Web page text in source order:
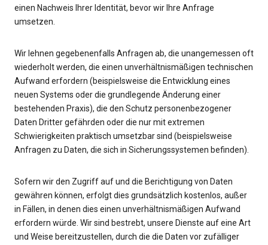
einen Nachweis Ihrer Identität, bevor wir Ihre Anfrage
umsetzen.
Wir lehnen gegebenenfalls Anfragen ab, die unangemessen oft
wiederholt werden, die einen unverhältnismäßigen technischen
Aufwand erfordern (beispielsweise die Entwicklung eines
neuen Systems oder die grundlegende Änderung einer
bestehenden Praxis), die den Schutz personenbezogener
Daten Dritter gefährden oder die nur mit extremen
Schwierigkeiten praktisch umsetzbar sind (beispielsweise
Anfragen zu Daten, die sich in Sicherungssystemen befinden).
Sofern wir den Zugriff auf und die Berichtigung von Daten
gewähren können, erfolgt dies grundsätzlich kostenlos, außer
in Fällen, in denen dies einen unverhältnismäßigen Aufwand
erfordern würde. Wir sind bestrebt, unsere Dienste auf eine Art
und Weise bereitzustellen, durch die die Daten vor zufälliger